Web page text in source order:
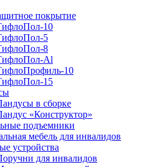
покрытие
10
5
8
Al
10
15
в сборке
«Конструктор»
подъемники
мебель для инвалидов
устройства
для инвалидов